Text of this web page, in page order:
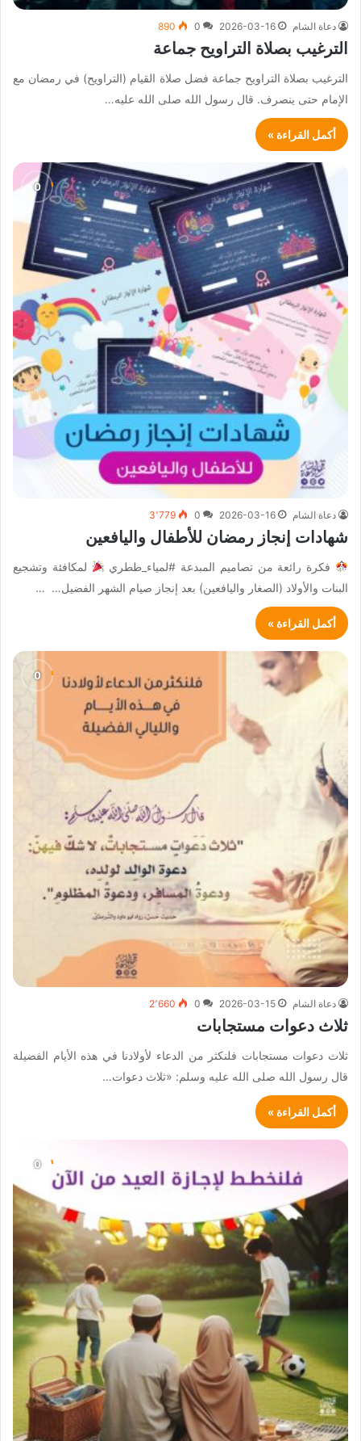
دعاة الشام 2026-03-16
0
890
الترغيب بصلاة التراويح جماعة
الترغيب بصلاة التراويح جماعة فضل صلاة القيام (التراويح) في رمضان مع
الإمام حتى ينصرف. قال رسول الله صلى الله عليه…
أكمل القراءة »
دعاة الشام 2026-03-16
0 3٬779
شهادات إنجاز رمضان للأطفال واليافعين
فكرة رائعة من تصاميم المبدعة #لمياء_ططري
لمكافئة وتشجيع
البنات والأولاد (الصغار واليافعين) بعد إنجاز صيام الشهر الفضيل… …
أكمل القراءة »
دعاة الشام 2026-03-15
0 2٬660
ثلاث دعوات مستجابات
ثلاث دعوات مستجابات فلنكثر من الدعاء لأولادنا في هذه الأيام الفضيلة
قال رسول الله صلى الله عليه وسلم: «ثلاث دعوات…
أكمل القراءة »